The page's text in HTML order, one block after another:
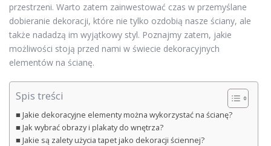
przestrzeni. Warto zatem zainwestować czas w przemyślane
dobieranie dekoracji, które nie tylko ozdobią nasze ściany, ale
także nadadzą im wyjątkowy styl. Poznajmy zatem, jakie
możliwości stoją przed nami w świecie dekoracyjnych
elementów na ścianę.
Spis treści
Jakie dekoracyjne elementy można wykorzystać na ścianę?
Jak wybrać obrazy i plakaty do wnętrza?
Jakie są zalety użycia tapet jako dekoracji ściennej?